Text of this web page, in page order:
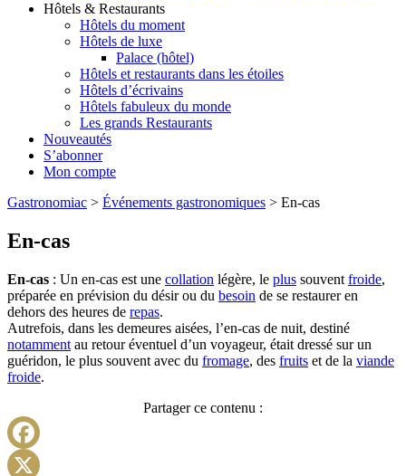
Hôtels & Restaurants
Hôtels du moment
Hôtels de luxe
Palace (hôtel)
Hôtels et restaurants dans les étoiles
Hôtels d’écrivains
Hôtels fabuleux du monde
Les grands Restaurants
Nouveautés
S’abonner
Mon compte
Gastronomiac > Événements gastronomiques > En-cas
En-cas
En-cas : Un en-cas est une collation légère, le plus souvent froide,
préparée en prévision du désir ou du besoin de se restaurer en
dehors des heures de repas.
Autrefois, dans les demeures aisées, l’en-cas de nuit, destiné
notamment au retour éventuel d’un voyageur, était dressé sur un
guéridon, le plus souvent avec du fromage, des fruits et de la viande
froide.
Partager ce contenu :